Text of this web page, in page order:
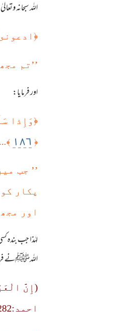
اللہ سبحانہ
﴿
’’تم
اور فرمایا:
﴿وَإِذا
﴿ ١٨٦
’’ جب
پکار
اور
لہٰذا جب بندہ
اللہﷺنے
(إِنَّ
احمد:5/282‘277‘280وجامع الترمذی‘حديث:2139وسنن ابن ماجه حديث:90)